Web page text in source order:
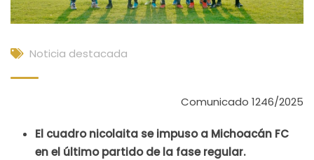
Noticia destacada
Comunicado 1246/2025
El cuadro nicolaita se impuso a Michoacán FC
en el último partido de la fase regular.